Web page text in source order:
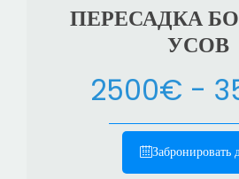
ПЕРЕСАДКА
УСОВ
2500€ -
Забронировать